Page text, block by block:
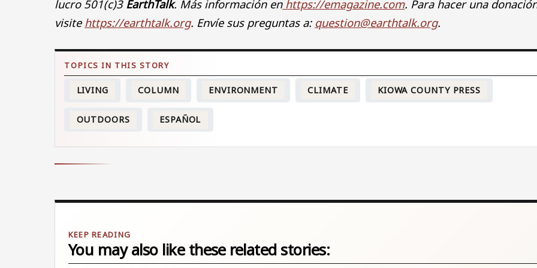
lucro 501(c)3 EarthTalk. Más información enhttps://emagazine.com. Para hacer una
visite https://earthtalk.org. Envíe sus preguntas a: question@earthtalk.org.
LIVING COLUMN ENVIRONMENT CLIMATE KIOWA COUNTY PRESS
OUTDOORS ESPAÑOL
You may also like these related stories: